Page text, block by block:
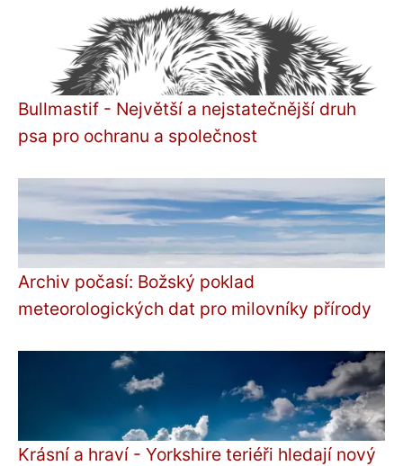
Bullmastif - Největší a nejstatečnější druh
psa pro ochranu a společnost
Archiv počasí: Božský poklad
meteorologických dat pro milovníky přírody
Krásní a hraví - Yorkshire teriéři hledají nový